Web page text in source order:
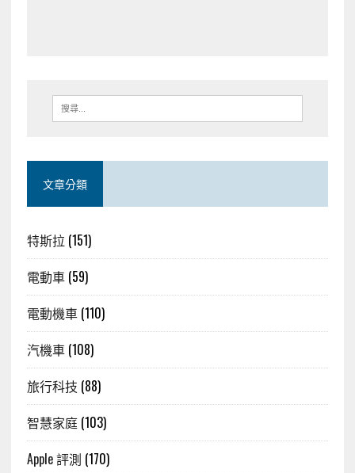
文章分類
特斯拉 (151)
電動車(59)
電動機車(110)
汽機車(108)
旅行科技 (88)
智慧家庭(103)
Apple 評測 (170)